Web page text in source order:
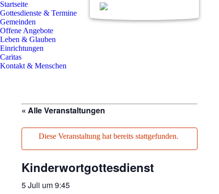
Startseite
Gottesdienste & Termine
Gemeinden
Offene Angebote
Leben & Glauben
Einrichtungen
Caritas
Kontakt & Menschen
« Alle Veranstaltungen
Diese Veranstaltung hat bereits stattgefunden.
Kinderwortgottesdienst
5 Juli um 9:45